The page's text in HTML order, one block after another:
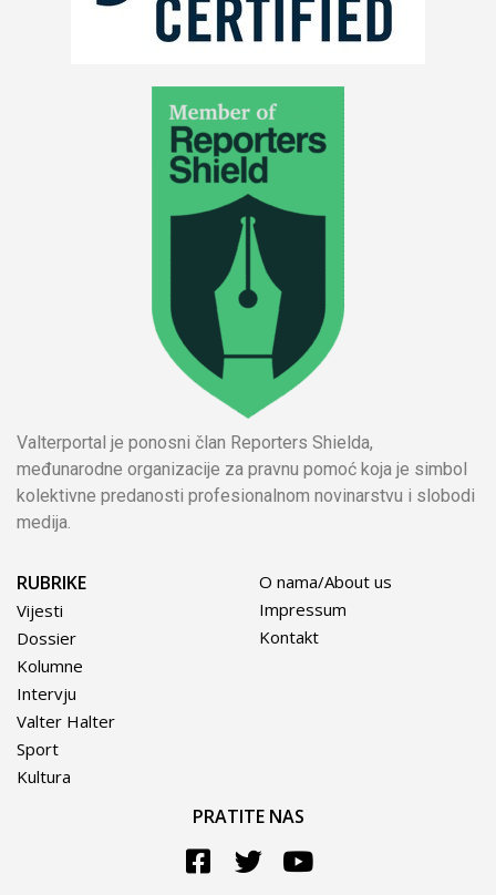
Valterportal je ponosni član Reporters Shielda,
međunarodne organizacije za pravnu pomoć koja je simbol
kolektivne predanosti profesionalnom novinarstvu i slobodi
medija.
RUBRIKE
Vijesti
Dossier
Kolumne
Intervju
Valter Halter
Sport
Kultura
O nama/About us
Impressum
Kontakt
PRATITE NAS